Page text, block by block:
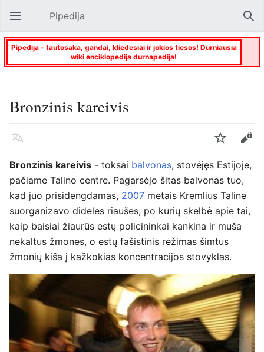
Atverti pagrindinį meniu Pipedija
Pipedija - tautosaka, gandai, kliedesiai ir jokios tiesos! Durniausia
wiki enciklopedija durnapedija!
Bronzinis kareivis
Kalba Stebėti
Keisti
Bronzinis kareivis - toksai balvonas, stovėjęs Estijoje,
pačiame Talino centre. Pagarsėjo šitas balvonas tuo,
kad juo prisidengdamas, 2007 metais Kremlius Taline
suorganizavo dideles riaušes, po kurių skelbė apie tai,
kaip baisiai žiaurūs estų policininkai kankina ir muša
nekaltus žmones, o estų fašistinis režimas šimtus
žmonių kiša į kažkokias koncentracijos stovyklas.